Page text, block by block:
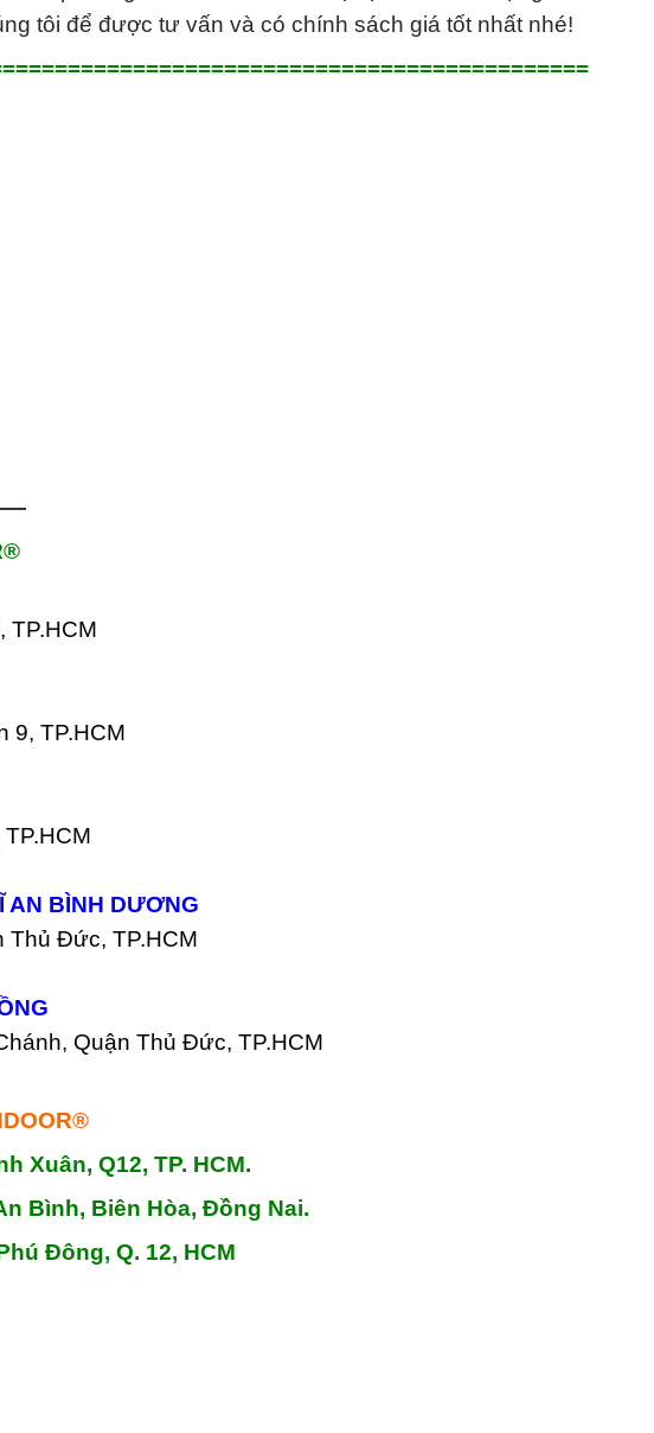
tôi để được tư vấn và có chính sách giá tốt nhất nhé!
TP.HCM
9, TP.HCM
AN BÌNH DƯƠNG
Thủ Đức, TP.HCM
Quận Thủ Đức, TP.HCM
Xuân, Q12, TP. HCM.
Bình, Biên Hòa, Đồng Nai.
Đông, Q. 12, HCM